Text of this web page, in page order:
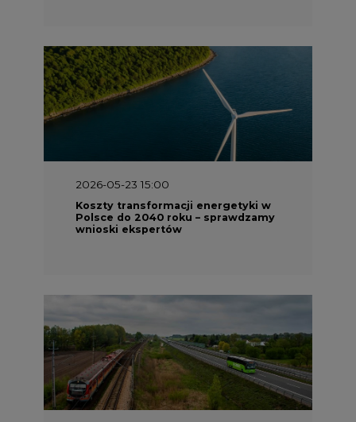
2026-05-23 15:00
Koszty transformacji energetyki w
Polsce do 2040 roku – sprawdzamy
wnioski ekspertów